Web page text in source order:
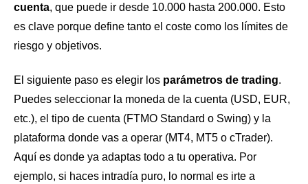
cuenta, que puede ir desde 10.000 hasta 200.000. Esto
es clave porque define tanto el coste como los límites de
riesgo y objetivos.
El siguiente paso es elegir los parámetros de trading.
Puedes seleccionar la moneda de la cuenta (USD, EUR,
etc.), el tipo de cuenta (FTMO Standard o Swing) y la
plataforma donde vas a operar (MT4, MT5 o cTrader).
Aquí es donde ya adaptas todo a tu operativa. Por
ejemplo, si haces intradía puro, lo normal es irte a